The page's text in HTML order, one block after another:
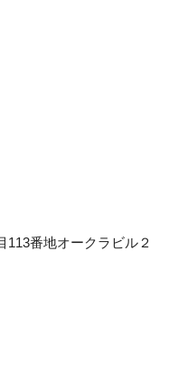
113番地オークラビル２